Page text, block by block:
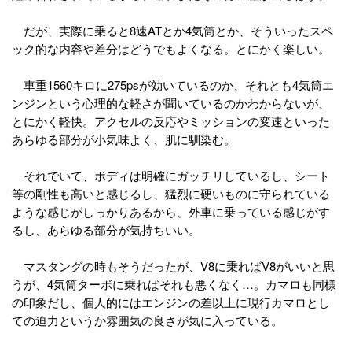
だが、実際に乗ると8速ATとか4気筒とか、そういったスペ
ック的な内容や差分はどうでもよくなる。とにかく楽しい。
車重1560キロに275psが効いているのか、それとも4気筒エ
ンジンという心理的な軽さが聞いているのかわからないが、
とにかく軽快。アクセルの反応やミッションの変速といった
あらゆる部分が小気味よく、肌に馴染む。
それでいて、ボディは明確にガッチリしているし、シート
等の剛性も高いと感じるし、猛烈に硬いものに守られている
ような感じがしっかりあるから、外車に乗っている感じがす
るし、あらゆる部分が気持ちいい。
マスタングの時もそうだったが、V8に乗ればV8がいいと思
うが、4気筒ターボに乗ればそれも悪くなく…。カマロも同様
の印象だし、個人的にはエンジンの差以上に現行カマロとし
ての迫力というか雰囲気の良さが気に入っている。